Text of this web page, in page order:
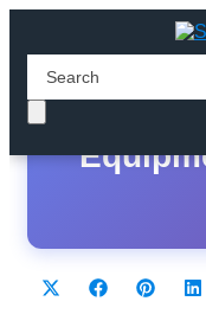
ShareShareShare